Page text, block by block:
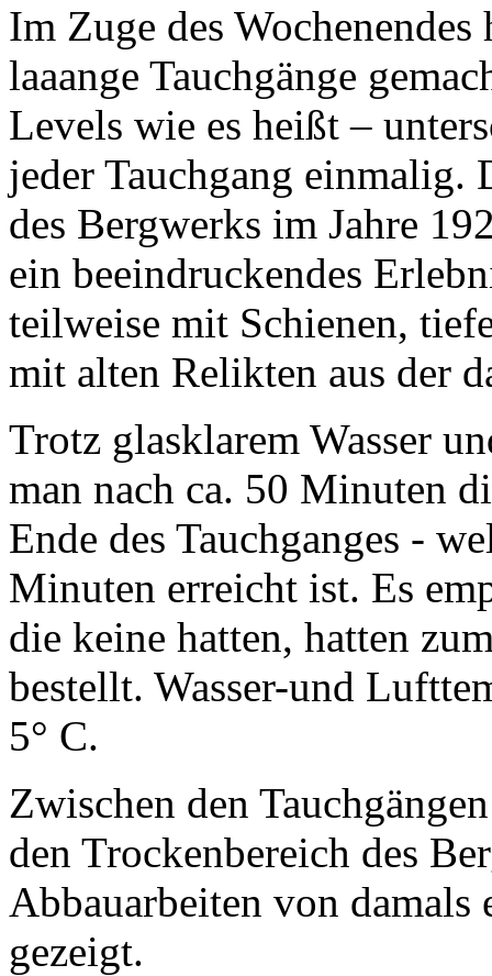
Im Zuge des
laaange Tauchgänge
Levels wie es heißt –
jeder Tauchgang einmalig.
des Bergwerks im Jahre
ein beeindruckendes
teilweise mit Schienen,
mit alten Relikten aus der
Trotz glasklarem Wasser
man nach ca. 50 Minuten
Ende des Tauchganges -
Minuten erreicht ist. Es
die keine hatten, hatten
bestellt. Wasser-und
5° C.
Zwischen den
den Trockenbereich des
Abbauarbeiten von damals
gezeigt.